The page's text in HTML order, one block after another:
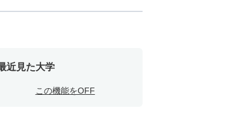
近見た大学
この機能をOFF